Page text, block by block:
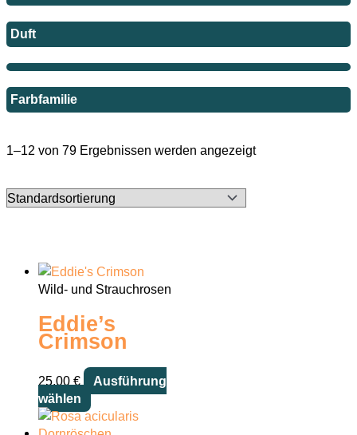
Duft
Farbfamilie
1–12 von 79 Ergebnissen werden angezeigt
Wild- und Strauchrosen
Eddie’s
Crimson
25,00 €
Ausführung
wählen
Dieses
Produkt